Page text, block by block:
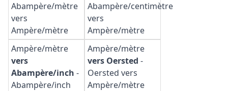
Abampère/mètre
vers
Ampère/mètre
Abampère/centimètre
vers
Ampère/mètre
Ampère/mètre
vers
Abampère/inch -
Abampère/inch
Ampère/mètre
vers Oersted -
Oersted vers
Ampère/mètre